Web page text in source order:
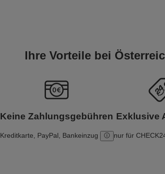
Ihre Vorteile bei
Keine Zahlungsgebühren
Kreditkarte, PayPal, Bankeinzug
Exklusive
nur für